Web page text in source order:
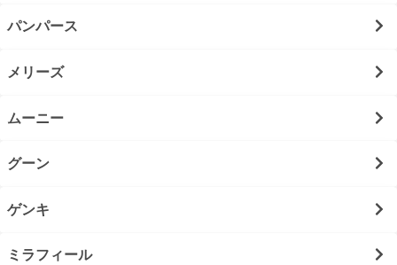
パンパース
メリーズ
ムーニー
グーン
ゲンキ
ミラフィール